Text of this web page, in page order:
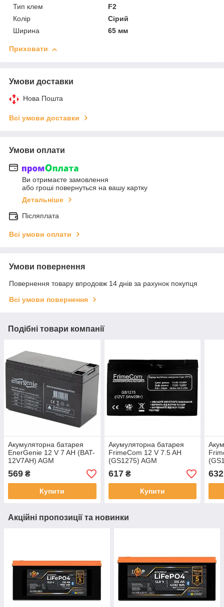
Тип клем
F2
Колір
Сірий
Ширина
65 мм
Приховати
Умови доставки
Нова Пошта
Всі умови доставки
Умови оплати
Ви отримаєте замовлення
або гроші повернуться на вашу картку
Детальніше
Післяплата
Всі умови оплати
Умови повернення
Повернення товару впродовж 14 днів за рахунок покупця
Всі умови повернення
Подібні товари компанії
Акумуляторна батарея
EnerGenie 12 V 7 AH (BAT-
12V7AH) AGM
569 ₴
Купити
Акумуляторна батарея
FrimeCom 12 V 7.5 AH
(GS1275) AGM
617₴
Купити
632
Акційні пропозиції та новинки